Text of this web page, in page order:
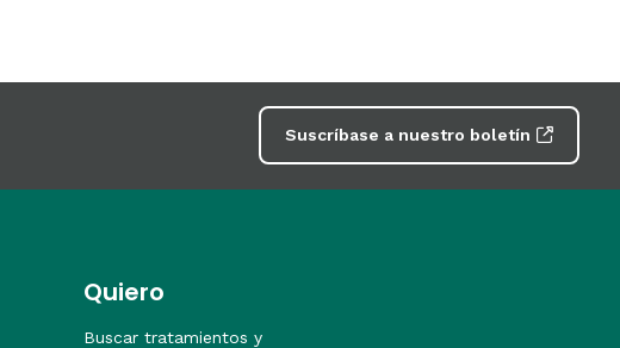
Suscríbase a nuestro boletín
Quiero
Buscar tratamientos y